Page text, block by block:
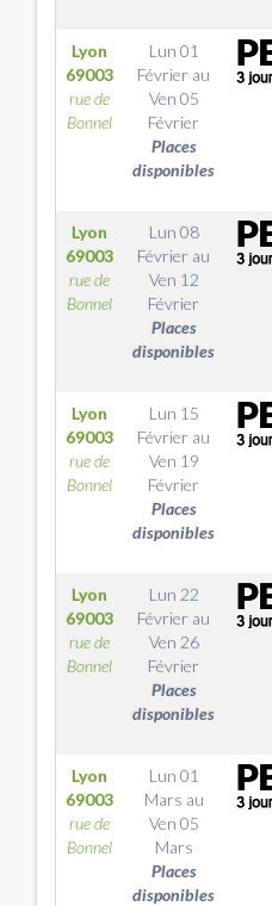
Lyon
69003
rue de
Bonnel
Lun 01
Février au
Ven 05
Février
Places
disponibles
Lyon
69003
rue de
Bonnel
Lun 08
Février au
Ven 12
Février
Places
disponibles
Lyon
69003
rue de
Bonnel
Lun 15
Février au
Ven 19
Février
Places
disponibles
Lyon
69003
rue de
Bonnel
Lun 22
Février au
Ven 26
Février
Places
disponibles
Lyon
69003
rue de
Bonnel
Lun 01
Mars au
Ven 05
Mars
Places
disponibles